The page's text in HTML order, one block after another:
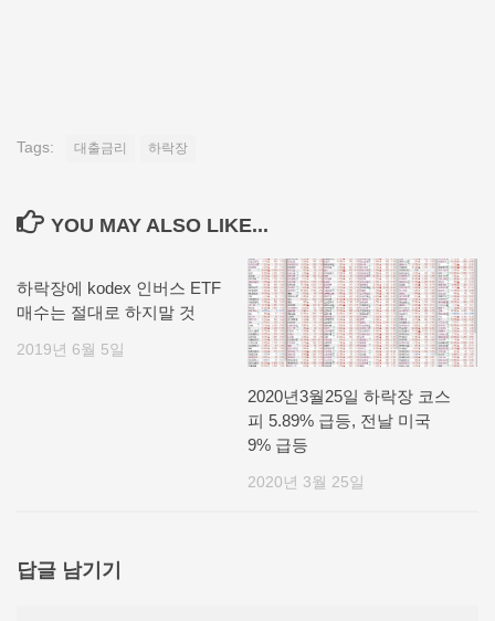
Tags: 대출금리 하락장
YOU MAY ALSO LIKE...
하락장에 kodex 인버스 ETF
매수는 절대로 하지말 것
2019년 6월 5일
2020년3월25일 하락장 코스
피 5.89% 급등, 전날 미국
9% 급등
2020년 3월 25일
답글 남기기